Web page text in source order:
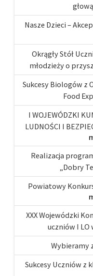
głową
Nasze Dzieci –
Okrągły Stół
młodzieży o
Sukcesy Biologów z
Food
I WOJEWÓDZKI
LUDNOŚCI I
Realizacja
„Dobry
Powiatowy
XXX Wojewódzki
uczniów I LO
Wybieramy
Sukcesy Uczniów z